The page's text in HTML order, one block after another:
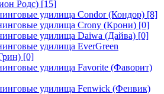
Родс) [15]
удилища Condor (Кондор) [8]
удилища Crony (Крони) [0]
удилища Daiwa (Дайва) [0]
удилища EverGreen
[0]
удилища Favorite (Фаворит)
удилища Fenwick (Фенвик)